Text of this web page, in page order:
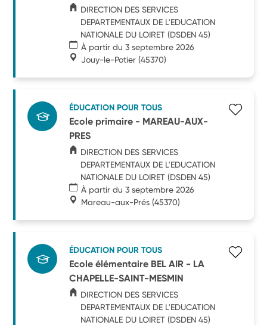
DIRECTION DES SERVICES
DEPARTEMENTAUX DE L'EDUCATION
NATIONALE DU LOIRET (DSDEN 45)
À partir du 3 septembre 2026
Jouy-le-Potier (45370)
ÉDUCATION POUR TOUS
Ecole primaire - MAREAU-AUX-
PRES
DIRECTION DES SERVICES
DEPARTEMENTAUX DE L'EDUCATION
NATIONALE DU LOIRET (DSDEN 45)
À partir du 3 septembre 2026
Mareau-aux-Prés (45370)
ÉDUCATION POUR TOUS
Ecole élémentaire BEL AIR - LA
CHAPELLE-SAINT-MESMIN
DIRECTION DES SERVICES
DEPARTEMENTAUX DE L'EDUCATION
NATIONALE DU LOIRET (DSDEN 45)